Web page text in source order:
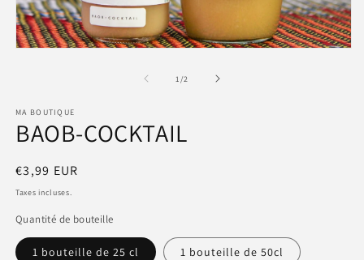
une
fenêtre
modale
1 /de2
MA BOUTIQUE
BAOB-COCKTAIL
Prix
habituel
€3,99 EUR
Taxes incluses.
Quantité de bouteille
1 bouteille de 25 cl 1 bouteille de 50cl